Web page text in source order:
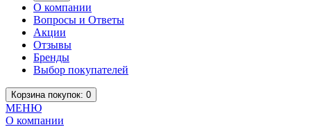
О компании
Вопросы и Ответы
Акции
Отзывы
Бренды
Выбор покупателей
Корзинапокупок: 0
МЕНЮ
О компании